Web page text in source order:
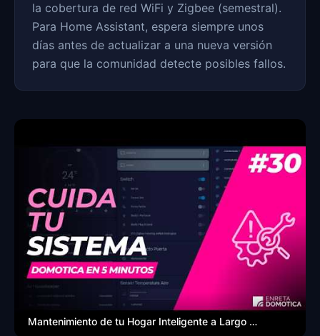
la cobertura de red WiFi y Zigbee (semestral).
Para Home Assistant, espera siempre unos
días antes de actualizar a una nueva versión
para que la comunidad detecte posibles fallos.
Mantenimiento de tu Hogar Inteligente a Largo Plazo